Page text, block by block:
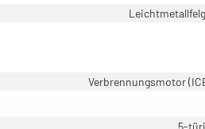
Verbrennungsmotor
5-